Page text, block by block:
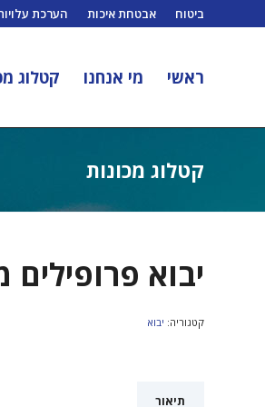
ביטוח אבטחת איכות הערכת
ראשי מי אנחנו קטלוג
קטלוג מכונות
יבוא פרופילים
קטגוריה: יבוא
תיאור